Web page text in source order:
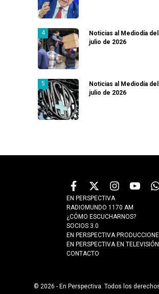
Noticias al Mediodía
julio de 2026
Noticias al Mediodía
julio de 2026
EN PERSPECTIVA
RADIOMUNDO 1170 AM
¿CÓMO ESCUCHARNOS?
SOCIOS 3.0
EN PERSPECTIVA
EN PERSPECTIVA EN TELEVISIÓN
CONTACTO
© 2026 - En Perspectiva. Todos los